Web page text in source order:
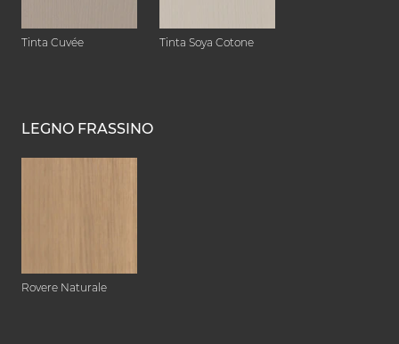
Tinta Cuvée Tinta Soya Cotone
LEGNO FRASSINO
Rovere Naturale